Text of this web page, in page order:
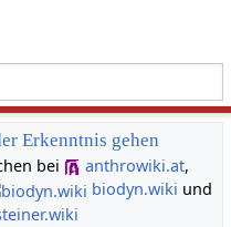
Erkenntnis gehen
bei
anthrowiki.at,
biodyn.wiki und